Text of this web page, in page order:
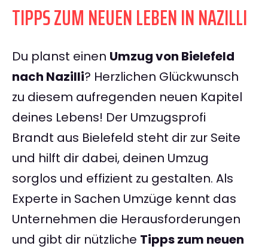
TIPPS ZUM NEUEN LEBEN IN NAZILLI
Du planst einen Umzug von Bielefeld
nach Nazilli? Herzlichen Glückwunsch
zu diesem aufregenden neuen Kapitel
deines Lebens! Der Umzugsprofi
Brandt aus Bielefeld steht dir zur Seite
und hilft dir dabei, deinen Umzug
sorglos und effizient zu gestalten. Als
Experte in Sachen Umzüge kennt das
Unternehmen die Herausforderungen
und gibt dir nützliche Tipps zum neuen